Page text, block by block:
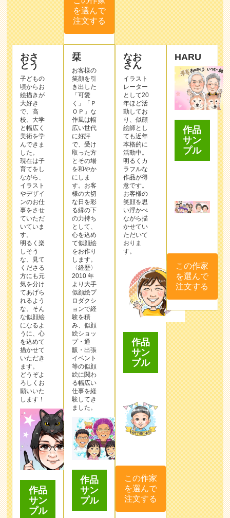
を選んで
注文する
おさ
とう
子どもの
頃からお
絵描きが
大好き
で、高
校、大学
と幅広く
美術を学
んできま
した。
現在は子
育てをし
ながら、
イラスト
やデザイ
ンのお仕
事をさせ
ていただ
いていま
す。
明るく楽
しそう
な、見て
くださる
方にも元
気を分け
てあげら
れるよう
な、そん
な似顔絵
になるよ
うに、心
を込めて
描かせて
いただき
ます。
どうぞよ
ろしくお
願いいた
します！
作品
サン
プル
栞
お客様の
笑顔を引
き出した
「可愛
く」「Ｐ
ＯＰ」な
作⾵は幅
広い世代
に好評
で、受け
取った⽅
とその場
を和やか
にしま
す。お客
様の⼤切
な⽇を彩
る縁の下
の⼒持ち
として、
⼼を込め
て似顔絵
をお作り
します。
〈経歴〉
2010 年
より⼤⼿
似顔絵プ
ロダクシ
ョンで経
験を積
み、似顔
絵ショッ
プ・通
販・出張
イベント
等の似顔
絵に関わ
る幅広い
仕事を経
験してき
ました。
作品
サン
プル
なお
さん
イラスト
レーター
として20
年ほど活
動してお
り、似顔
絵師とし
ても近年
本格的に
活動中。
明るくカ
ラフルな
作品が得
意です。
お客様の
笑顔を思
い浮かべ
ながら描
かせてい
ただいて
おりま
す。
作品
サン
プル
この作家
を選んで
注文する
HARU
作品
サン
プル
この作家
を選んで
注文する